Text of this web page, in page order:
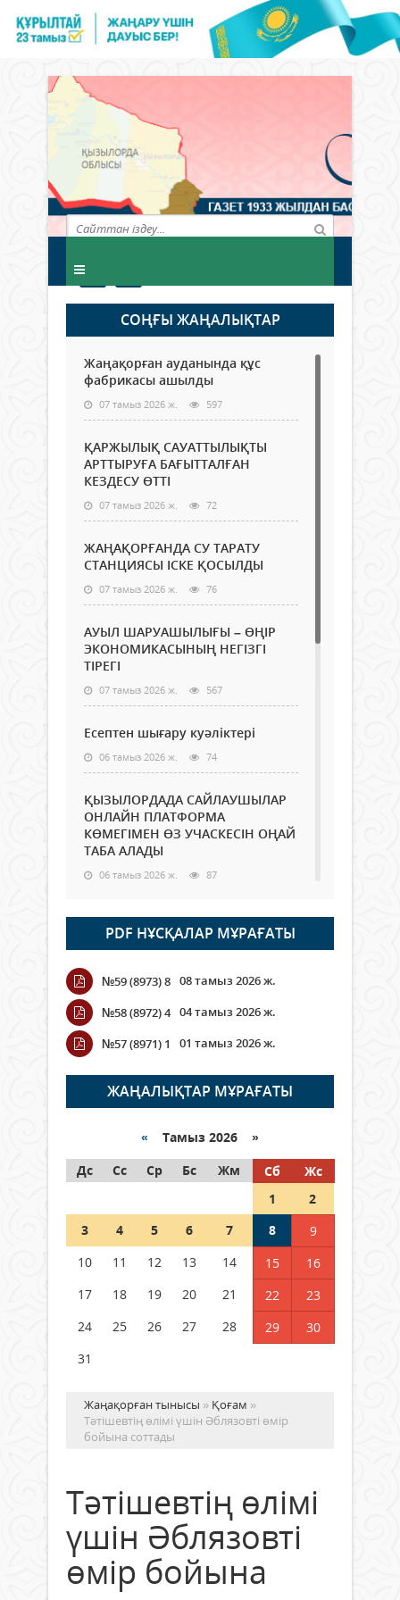
СОҢҒЫ ЖАҢАЛЫҚТАР
Жаңақорған ауданында құс
фабрикасы ашылды
07 тамыз 2026 ж. 597
ҚАРЖЫЛЫҚ САУАТТЫЛЫҚТЫ
АРТТЫРУҒА БАҒЫТТАЛҒАН
КЕЗДЕСУ ӨТТІ
07 тамыз 2026 ж. 72
ЖАҢАҚОРҒАНДА СУ ТАРАТУ
СТАНЦИЯСЫ ІСКЕ ҚОСЫЛДЫ
07 тамыз 2026 ж. 76
АУЫЛ ШАРУАШЫЛЫҒЫ – ӨҢІР
ЭКОНОМИКАСЫНЫҢ НЕГІЗГІ
ТІРЕГІ
07 тамыз 2026 ж. 567
Есептен шығару куәліктері
06 тамыз 2026 ж. 74
ҚЫЗЫЛОРДАДА САЙЛАУШЫЛАР
ОНЛАЙН ПЛАТФОРМА
КӨМЕГІМЕН ӨЗ УЧАСКЕСІН ОҢАЙ
ТАБА АЛАДЫ
06 тамыз 2026 ж. 87
Open Air: Қызылорда облысы
полиция департаменті 20
мыңнан астам көрерменнің
қауіпсіздігін қамтамасыз етті
06 тамыз 2026 ж.
Wi-Fi ҚАБЫРҒА АРҚЫЛЫ ҚАЛАЙ
ӨТЕДІ?
06 тамыз 2026 ж. 265
граждане Казахстана,
05 тамыз 2026 ж. 146
Шетелде жүрген Қазақстан
азаматтары қалай дауыс бере
PDF НҰСҚАЛАР МҰРАҒАТЫ
№59 (8973) 8 08 тамыз 2026 ж.
№58 (8972) 4 04 тамыз 2026 ж.
№57 (8971) 1
01 тамыз 2026 ж.
ЖАҢАЛЫҚТАР МҰРАҒАТЫ
« Тамыз 2026 »
Дс
Сс Ср Бс Жм Сб
Жс
1
2
3
4 5 6 7 8
9
10
11 12 13 14 15
16
17
18 19 20 21 22
23
24
25 26 27 28 29
30
31
Жаңақорған тынысы » Қоғам »
Тәтішевтің өлімі үшін Әблязовті өмір
бойына соттады
Тәтішевтің өлімі
үшін Әблязовті
өмір бойына